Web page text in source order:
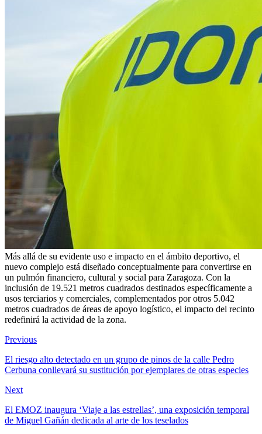
Más allá de su evidente uso e impacto en el ámbito deportivo, el
nuevo complejo está diseñado conceptualmente para convertirse en
un pulmón financiero, cultural y social para Zaragoza. Con la
inclusión de 19.521 metros cuadrados destinados específicamente a
usos terciarios y comerciales, complementados por otros 5.042
metros cuadrados de áreas de apoyo logístico, el impacto del recinto
redefinirá la actividad de la zona.
Previous
El riesgo alto detectado en un grupo de pinos de la calle Pedro
Cerbuna conllevará su sustitución por ejemplares de otras especies
Next
El EMOZ inaugura ‘Viaje a las estrellas’, una exposición temporal
de Miguel Gañán dedicada al arte de los teselados